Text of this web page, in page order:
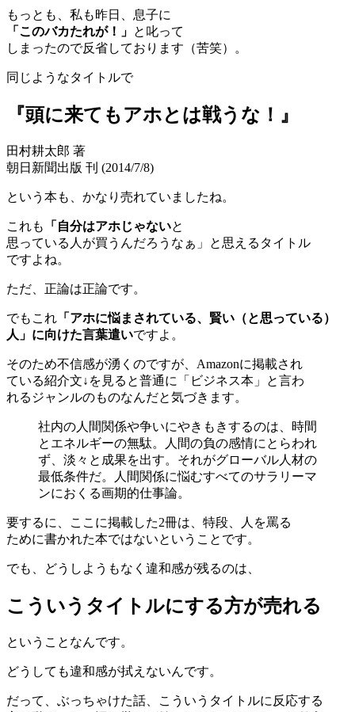
もっとも、私も昨日、息子に
「このバカたれが！」 と叱って
しまったので反省しております（苦笑）。
同じようなタイトルで
『頭に来てもアホとは戦うな！』
田村耕太郎 著
朝日新聞出版 刊 (2014/7/8)
という本も、かなり売れていましたね。
これも 「自分はアホじゃないと
思っている人が買うんだろうなぁ」と思えるタイトル
ですよね。
ただ、正論は正論です。
でもこれ 「アホに悩まされている、賢い（と思っている）
人」に向けた言葉遣いですよ。
そのため不信感が湧くのですが、Amazonに掲載され
ている紹介文↓を見ると普通に「ビジネス本」と言わ
れるジャンルのものなんだと気づきます。
社内の人間関係や争いにやきもきするのは、時間
とエネルギーの無駄。人間の負の感情にとらわれ
ず、淡々と成果を出す。それがグローバル人材の
最低条件だ。人間関係に悩むすべてのサラリーマ
ンにおくる画期的仕事論。
要するに、ここに掲載した2冊は、特段、人を罵る
ために書かれた本ではないということです。
でも、どうしようもなく違和感が残るのは、
こういうタイトルにする方が売れる
ということなんです。
どうしても違和感が拭えないんです。
だって、ぶっちゃけた話、こういうタイトルに反応する